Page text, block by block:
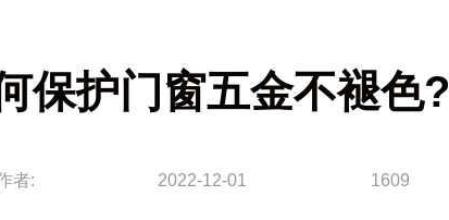
保护门窗五金不褪色?
者: 2022-12-01 1609